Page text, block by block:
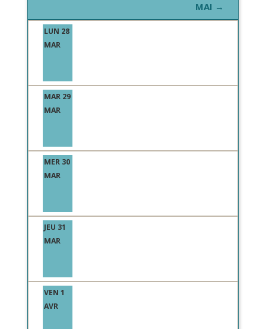
MAI →
LUN 28
MAR
MAR 29
MAR
MER 30
MAR
JEU 31
MAR
VEN 1
AVR